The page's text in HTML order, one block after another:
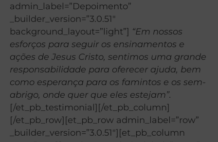
admin_label=”Depoimento”
_builder_version=”3.0.51″
background_layout=”light”] “Em nossos
esforços para seguir os ensinamentos e
ações de Jesus Cristo, sentimos uma grande
responsabilidade para oferecer ajuda, bem
como esperança para os famintos e os sem-
abrigo, onde quer que eles estejam”.
[/et_pb_testimonial][/et_pb_column]
[/et_pb_row][et_pb_row admin_label=”row”
_builder_version=”3.0.51″][et_pb_column